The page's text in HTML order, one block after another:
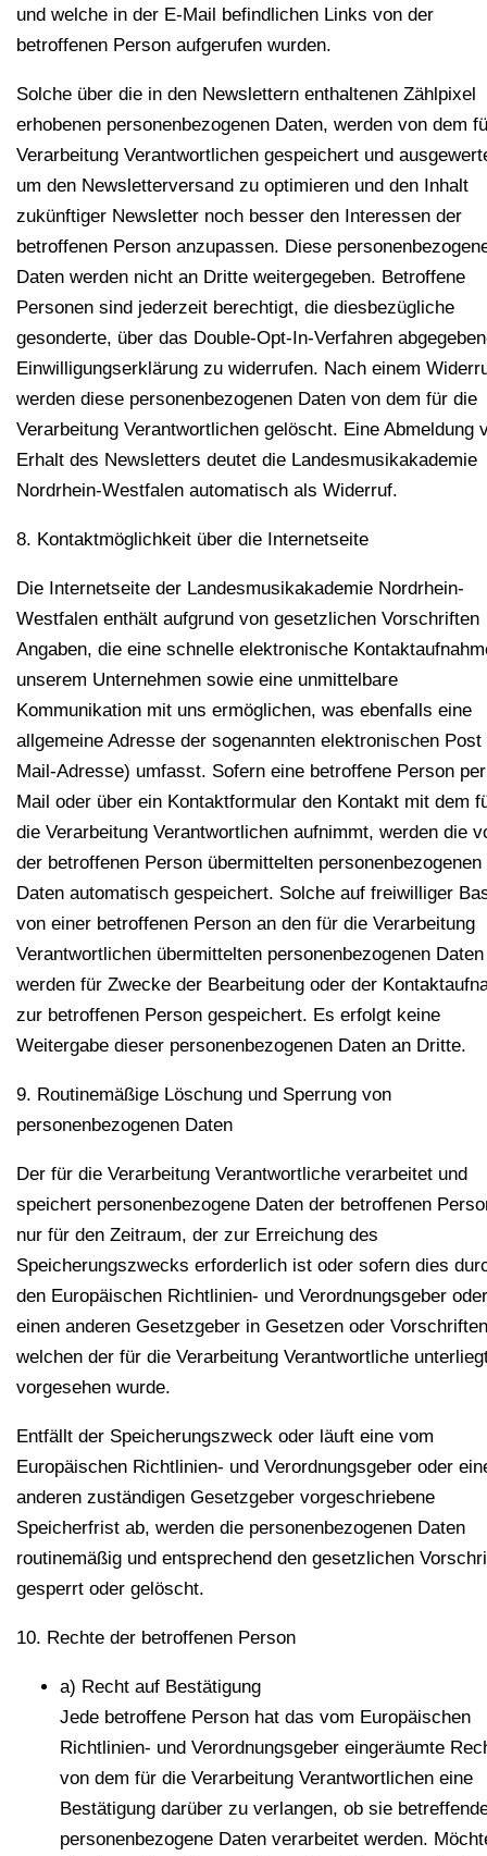
und welche in der E-Mail befindlichen Links von der
betroffenen Person aufgerufen wurden.
Solche über die in den Newslettern enthaltenen Zählpixel
erhobenen personenbezogenen Daten, werden von dem
Verarbeitung Verantwortlichen gespeichert und
um den Newsletterversand zu optimieren und den Inhalt
zukünftiger Newsletter noch besser den Interessen der
betroffenen Person anzupassen. Diese
Daten werden nicht an Dritte weitergegeben. Betroffene
Personen sind jederzeit berechtigt, die diesbezügliche
gesonderte, über das Double-Opt-In-Verfahren
Einwilligungserklärung zu widerrufen. Nach einem
werden diese personenbezogenen Daten von dem für die
Verarbeitung Verantwortlichen gelöscht. Eine Abmeldung
Erhalt des Newsletters deutet die Landesmusikakademie
Nordrhein-Westfalen automatisch als Widerruf.
8. Kontaktmöglichkeit über die Internetseite
Die Internetseite der Landesmusikakademie Nordrhein-
Westfalen enthält aufgrund von gesetzlichen Vorschriften
Angaben, die eine schnelle elektronische
unserem Unternehmen sowie eine unmittelbare
Kommunikation mit uns ermöglichen, was ebenfalls eine
allgemeine Adresse der sogenannten elektronischen Post
Mail-Adresse) umfasst. Sofern eine betroffene Person
Mail oder über ein Kontaktformular den Kontakt mit dem
die Verarbeitung Verantwortlichen aufnimmt, werden die
der betroffenen Person übermittelten personenbezogenen
Daten automatisch gespeichert. Solche auf freiwilliger
von einer betroffenen Person an den für die Verarbeitung
Verantwortlichen übermittelten personenbezogenen Daten
werden für Zwecke der Bearbeitung oder der
zur betroffenen Person gespeichert. Es erfolgt keine
Weitergabe dieser personenbezogenen Daten an Dritte.
9. Routinemäßige Löschung und Sperrung von
personenbezogenen Daten
Der für die Verarbeitung Verantwortliche verarbeitet und
speichert personenbezogene Daten der betroffenen
nur für den Zeitraum, der zur Erreichung des
Speicherungszwecks erforderlich ist oder sofern dies
den Europäischen Richtlinien- und Verordnungsgeber oder
einen anderen Gesetzgeber in Gesetzen oder
welchen der für die Verarbeitung Verantwortliche
vorgesehen wurde.
Entfällt der Speicherungszweck oder läuft eine vom
Europäischen Richtlinien- und Verordnungsgeber oder
anderen zuständigen Gesetzgeber vorgeschriebene
Speicherfrist ab, werden die personenbezogenen Daten
routinemäßig und entsprechend den gesetzlichen
gesperrt oder gelöscht.
10. Rechte der betroffenen Person
a) Recht auf Bestätigung
Jede betroffene Person hat das vom Europäischen
Richtlinien- und Verordnungsgeber eingeräumte
von dem für die Verarbeitung Verantwortlichen eine
Bestätigung darüber zu verlangen, ob sie
personenbezogene Daten verarbeitet werden.